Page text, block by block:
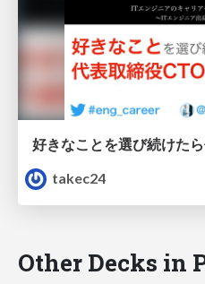
takec24
Other Decks in